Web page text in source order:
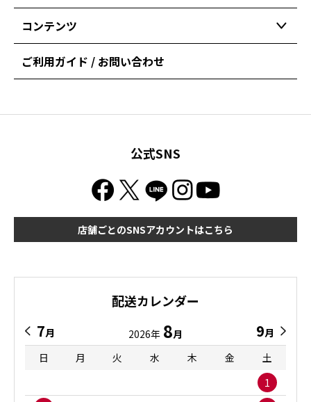
コンテンツ
ご利用ガイド / お問い合わせ
公式SNS
店舗ごとのSNSアカウントはこちら
配送カレンダー
7月 2026年 8月 9月
日
月 火 水 木 金
土
1